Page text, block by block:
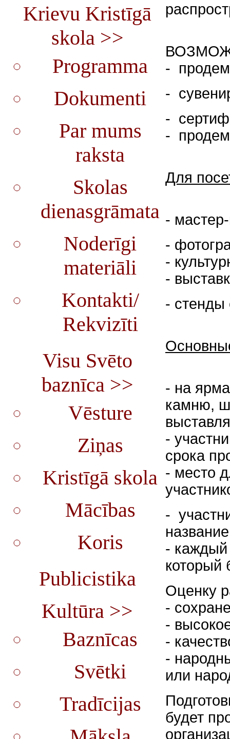
Krievu Kristīgā
skola >>
Programma
Dokumenti
Par mums
raksta
Skolas
dienasgrāmata
Noderīgi
materiāli
Kontakti/
Rekvizīti
Visu Svēto
baznīca >>
Vēsture
Ziņas
Kristīgā skola
Mācības
Koris
Publicistika
Kultūra >>
Baznīcas
Svētki
Tradīcijas
-
-
-
-
Для
-
-
-
-
- стенды
- на
камню,
-
срока
- место
-
- каждый
который
Оценку
-
-
-
-
или
будет